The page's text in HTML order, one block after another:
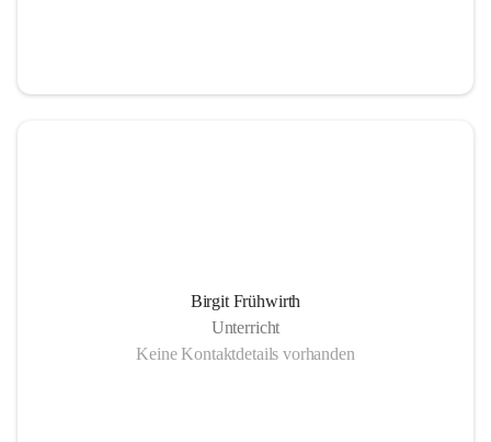
Birgit Frühwirth
Unterricht
Keine Kontaktdetails vorhanden